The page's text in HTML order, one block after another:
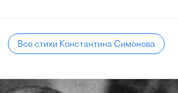
Все стихи Константина Симонова